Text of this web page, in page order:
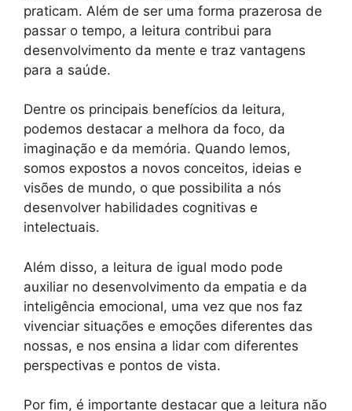
praticam. Além de ser uma forma prazerosa de
passar o tempo, a leitura contribui para
desenvolvimento da mente e traz vantagens
para a saúde.
Dentre os principais benefícios da leitura,
podemos destacar a melhora da foco, da
imaginação e da memória. Quando lemos,
somos expostos a novos conceitos, ideias e
visões de mundo, o que possibilita a nós
desenvolver habilidades cognitivas e
intelectuais.
Além disso, a leitura de igual modo pode
auxiliar no desenvolvimento da empatia e da
inteligência emocional, uma vez que nos faz
vivenciar situações e emoções diferentes das
nossas, e nos ensina a lidar com diferentes
perspectivas e pontos de vista.
Por fim, é importante destacar que a leitura não